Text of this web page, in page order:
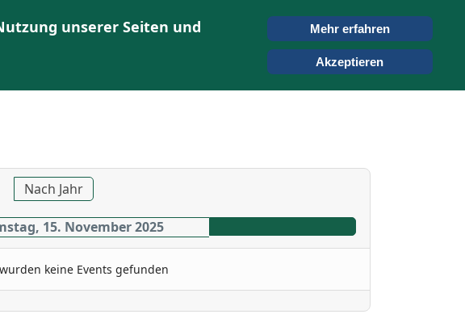
KONTAKT SUCHEN
Nach Jahr
15. November 2025
keine Events gefunden
unserer Seiten und
Mehr erfahren
Akzeptieren